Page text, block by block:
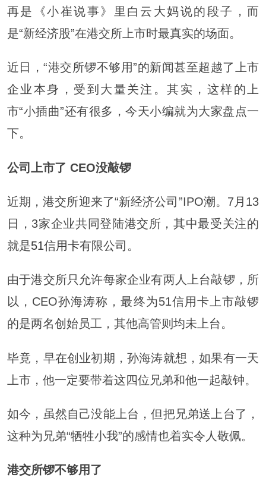
再是《小崔说事》里白云大妈说的段子，而
是“新经济股”在港交所上市时最真实的场面。
近日，“港交所锣不够用”的新闻甚至超越了上市
企业本身，受到大量关注。其实，这样的上
市“小插曲”还有很多，今天小编就为大家盘点一
下。
公司上市了 CEO没敲锣
近期，港交所迎来了“新经济公司”IPO潮。7月13
日，3家企业共同登陆港交所，其中最受关注的
就是51信用卡有限公司。
由于港交所只允许每家企业有两人上台敲锣，所
以，CEO孙海涛称，最终为51信用卡上市敲锣
的是两名创始员工，其他高管则均未上台。
毕竟，早在创业初期，孙海涛就想，如果有一天
上市，他一定要带着这四位兄弟和他一起敲钟。
如今，虽然自己没能上台，但把兄弟送上台了，
这种为兄弟“牺牲小我”的感情也着实令人敬佩。
港交所锣不够用了